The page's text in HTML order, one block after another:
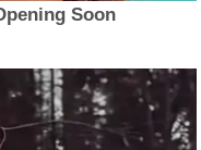
Soon